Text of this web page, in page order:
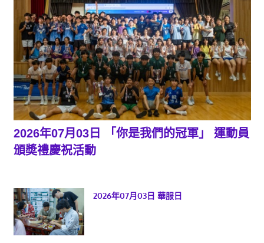
2026年07月03日 「你是我們的冠軍」 運動員
頒奬禮慶祝活動
2026年07月03日 華服日